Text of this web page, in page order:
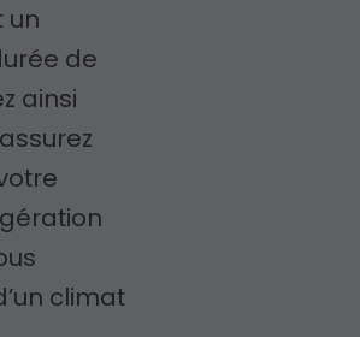
un
de
ainsi
climat